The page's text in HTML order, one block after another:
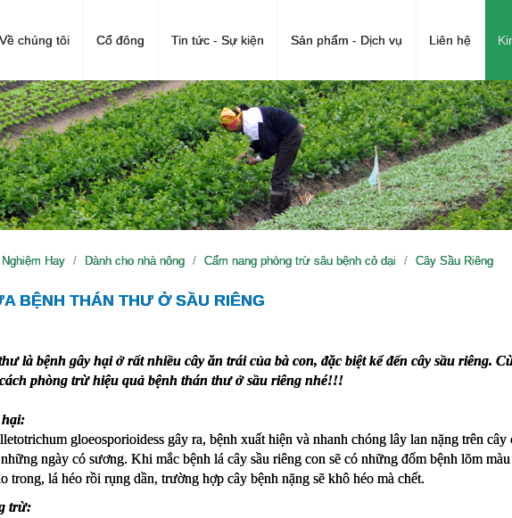
Về chúng tôi Cổ đông Tin tức - Sự kiện Sản phẩm - Dịch vụ Liên hệ
Nghiệm Hay Dành cho nhà nông Cẩm nang phòng trừ sâu bệnh cỏ dại Cây Sầu Riêng
BỆNH THÁN THƯ Ở SẦU RIÊNG
là bệnh gây hại ở rất nhiều cây ăn trái của bà con, đặc biệt kể đến cây sầu riêng.
phòng trừ hiệu quả bệnh thán thư ở sầu riêng nhé!!!
hại:
gloeosporioidess gây ra, bệnh xuất hiện và nhanh chóng lây lan nặng trên
ngày có sương. Khi mắc bệnh lá cây sầu riêng con sẽ có những đốm bệnh lõm
trong, lá héo rồi rụng dần, trường hợp cây bệnh nặng sẽ khô héo mà chết.
trừ: